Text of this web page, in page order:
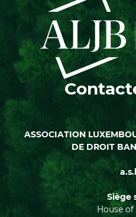
ASSOCIATION
DE DROIT
Siège
House